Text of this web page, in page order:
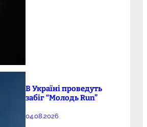
В Україні проведуть
забіг “Молодь Run”
04.08.2026